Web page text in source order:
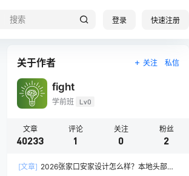
登录 快速注册
关于作者 关注 私信
fight
学前班 Lv0
文章
40233
评论
1
关注
0
粉丝
2
[文章] 2026张家口安家设计怎么样？本地头部全